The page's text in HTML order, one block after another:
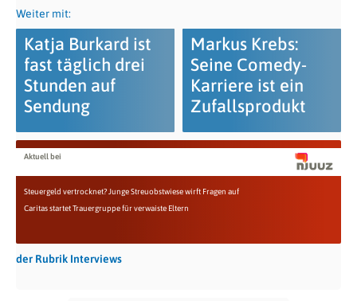
Weiter mit:
Katja Burkard ist
fast täglich drei
Stunden auf
Sendung
Markus Krebs:
Seine Comedy-
Karriere ist ein
Zufallsprodukt
Aktuell bei
Steuergeld vertrocknet? Junge Streuobstwiese wirft Fragen auf
Caritas startet Trauergruppe für verwaiste Eltern
der Rubrik Interviews